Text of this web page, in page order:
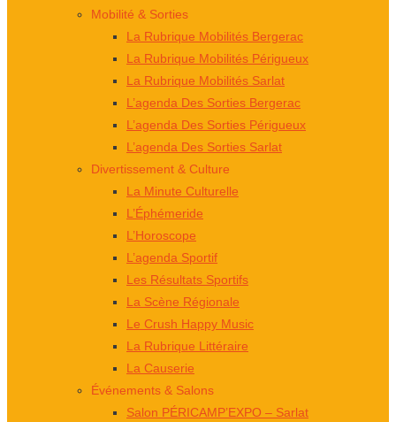
Mobilité & Sorties
La Rubrique Mobilités Bergerac
La Rubrique Mobilités Périgueux
La Rubrique Mobilités Sarlat
L’agenda Des Sorties Bergerac
L’agenda Des Sorties Périgueux
L’agenda Des Sorties Sarlat
Divertissement & Culture
La Minute Culturelle
L’Éphémeride
L’Horoscope
L’agenda Sportif
Les Résultats Sportifs
La Scène Régionale
Le Crush Happy Music
La Rubrique Littéraire
La Causerie
Événements & Salons
Salon PÉRICAMP’EXPO – Sarlat